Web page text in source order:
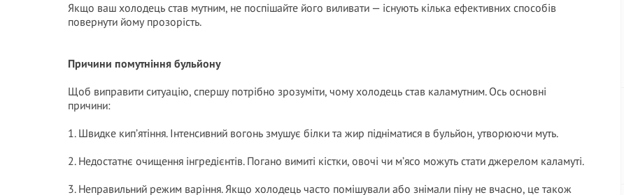
Якщо ваш холодець став мутним, не поспішайте його виливати — існують кілька ефективних способів
повернути йому прозорість.
Причини помутніння бульйону
Щоб виправити ситуацію, спершу потрібно зрозуміти, чому холодець став каламутним. Ось основні
причини:
1. Швидке кип’ятіння. Інтенсивний вогонь змушує білки та жир підніматися в бульйон, утворюючи муть.
2. Недостатнє очищення інгредієнтів. Погано вимиті кістки, овочі чи м’ясо можуть стати джерелом каламуті.
3. Неправильний режим варіння. Якщо холодець часто помішували або знімали піну не вчасно, це також